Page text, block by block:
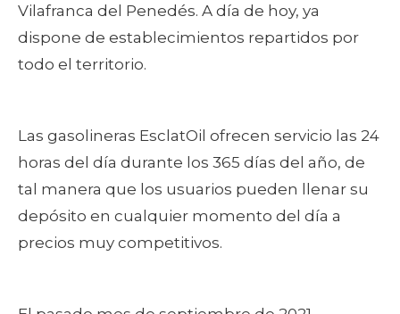
Vilafranca del Penedés. A día de hoy, ya
dispone de establecimientos repartidos por
todo el territorio.
Las gasolineras EsclatOil ofrecen servicio las 24
horas del día durante los 365 días del año, de
tal manera que los usuarios pueden llenar su
depósito en cualquier momento del día a
precios muy competitivos.